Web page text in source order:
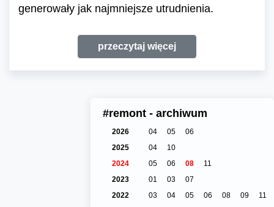
generowały jak najmniejsze utrudnienia.
przeczytaj więcej
#remont - archiwum
2026 04 05
06
2025
04
10
2024
05 06 08
11
2023
01 03
07
2022
03 04 05 06 08 09 11